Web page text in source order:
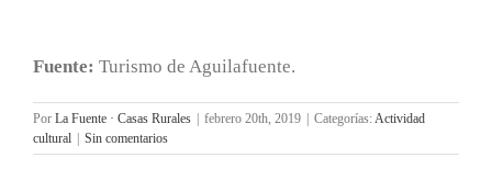
Fuente: Turismo de Aguilafuente.
Por La Fuente · Casas Rurales | febrero 20th, 2019 | Categorías: Actividad
cultural | Sin comentarios